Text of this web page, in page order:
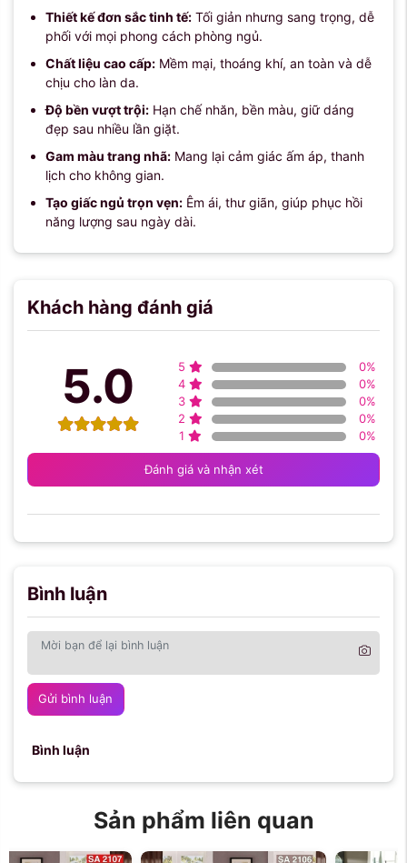
Thiết kế đơn sắc tinh tế: Tối giản nhưng sang trọng, dễ
phối với mọi phong cách phòng ngủ.
Chất liệu cao cấp: Mềm mại, thoáng khí, an toàn và dễ
chịu cho làn da.
Độ bền vượt trội: Hạn chế nhăn, bền màu, giữ dáng
đẹp sau nhiều lần giặt.
Gam màu trang nhã: Mang lại cảm giác ấm áp, thanh
lịch cho không gian.
Tạo giấc ngủ trọn vẹn: Êm ái, thư giãn, giúp phục hồi
năng lượng sau ngày dài.
Khách hàng đánh giá
5.0 5 0%
4
0%
3
0%
2
0%
1
0%
Đánh giá và nhận xét
Bình luận
Gửi bình luận
Bình luận
Sản phẩm liên quan